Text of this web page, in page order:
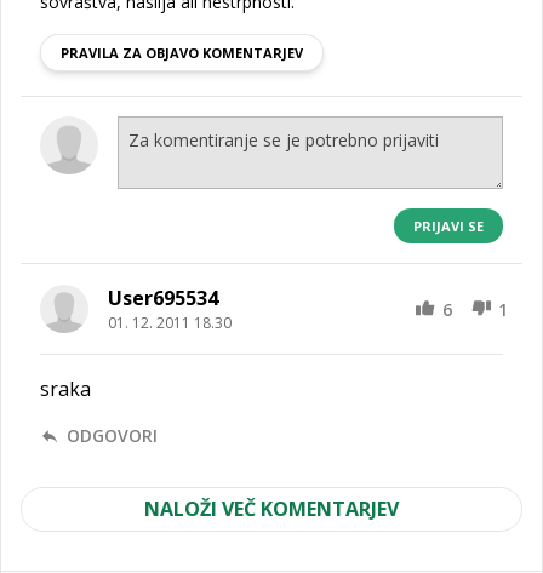
PRAVILA ZA OBJAVO KOMENTARJEV
PRIJAVI SE
User695534
01. 12. 2011 18.30
6 1
sraka
ODGOVORI
NALOŽI VEČ KOMENTARJEV